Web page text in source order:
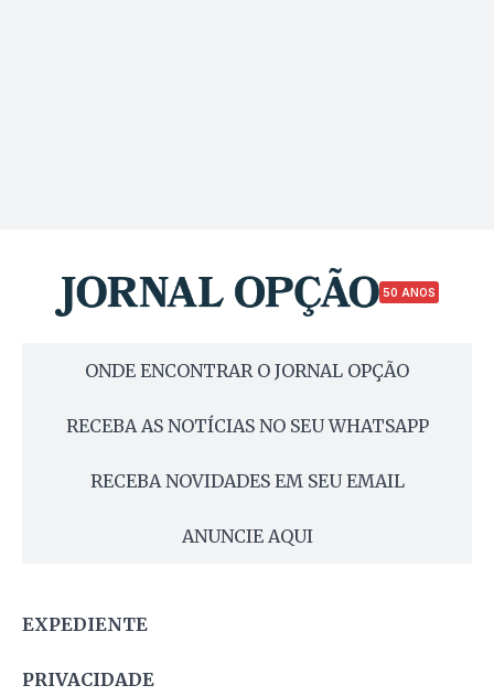
50 ANOS
ONDE ENCONTRAR O JORNAL OPÇÃO
RECEBA AS NOTÍCIAS NO SEU WHATSAPP
RECEBA NOVIDADES EM SEU EMAIL
ANUNCIE AQUI
EXPEDIENTE
PRIVACIDADE